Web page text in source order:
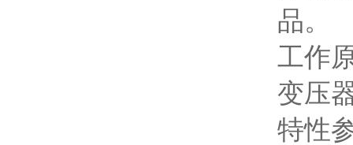
品。
工作
变压
特性